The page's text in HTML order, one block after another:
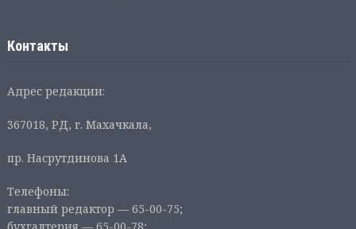
Контакты
Адрес редакции:
367018, РД, г. Махачкала,
пр. Насрутдинова 1А
Телефоны:
главный редактор — 65-00-75;
бухгалтерия — 65-00-78;